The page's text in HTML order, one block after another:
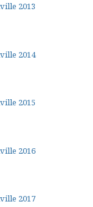
2013
2014
2015
2016
2017